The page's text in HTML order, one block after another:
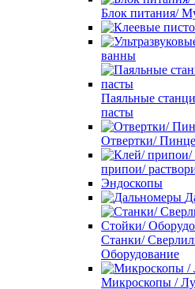
Блок питания/
ванны
Паяльные
пасты
Отвертки/
припои/
Эндоскопы
Станки/
Оборудование
Микроскопы /